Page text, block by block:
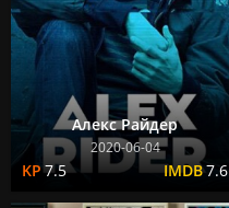
Алекс Райдер
2020-06-04
7.5 7.6